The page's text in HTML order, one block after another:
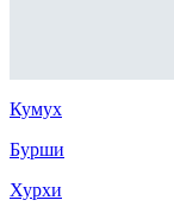
Кумух
Бурши
Хурхи